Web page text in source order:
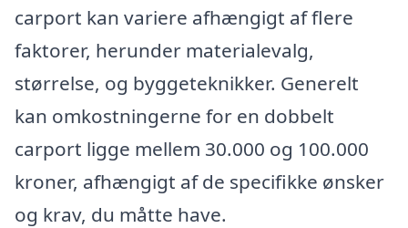
carport kan variere afhængigt af flere
faktorer, herunder materialevalg,
størrelse, og byggeteknikker. Generelt
kan omkostningerne for en dobbelt
carport ligge mellem 30.000 og 100.000
kroner, afhængigt af de specifikke ønsker
og krav, du måtte have.